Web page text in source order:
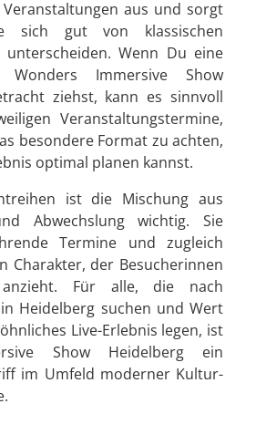
aus und sorgt
sich gut von klassischen
unterscheiden. Wenn Du eine
Wonders Immersive Show
ziehst, kann es sinnvoll
Veranstaltungstermine,
besondere Format zu achten,
optimal planen kannst.
ist die Mischung aus
Abwechslung wichtig. Sie
Termine und zugleich
Charakter, der Besucherinnen
Für alle, die nach
Heidelberg suchen und Wert
Live-Erlebnis legen, ist
Show Heidelberg ein
im Umfeld moderner Kultur-